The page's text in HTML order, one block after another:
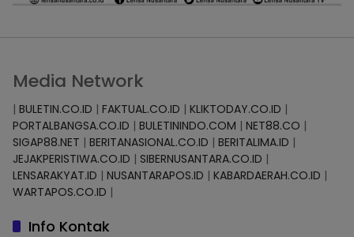
Media Network
| BULETIN.CO.ID | FAKTUAL.CO.ID | KLIKTODAY.CO.ID |
PORTALBANGSA.CO.ID | BULETININDO.COM | NET88.CO |
SIGAP88.NET | BERITANASIONAL.CO.ID | BERITALIMA.ID |
JEJAKPERISTIWA.CO.ID | SIBERNUSANTARA.CO.ID |
LENSARAKYAT.ID | NUSANTARAPOS.ID | KABARDAERAH.CO.ID |
WARTAPOS.CO.ID |
Info Kontak